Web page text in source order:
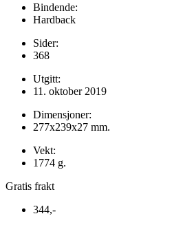
Bindende:
Hardback
Sider:
368
Utgitt:
11. oktober 2019
Dimensjoner:
277x239x27 mm.
Vekt:
1774 g.
Gratis frakt
344,-